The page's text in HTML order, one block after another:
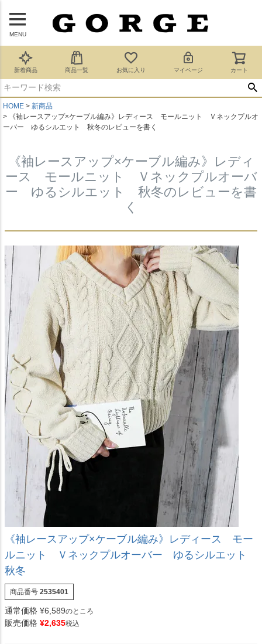
MENU
新着商品 商品一覧 お気に入り マイページ カート
HOME
新商品
《袖レースアップ×ケーブル編み》レディース モールニット Ｖネックプルオ
ーバー ゆるシルエット 秋冬のレビューを書く
《袖レースアップ×ケーブル編み》レディ
ース モールニット Ｖネックプルオーバ
ー ゆるシルエット 秋冬のレビューを書
く
《袖レースアップ×ケーブル編み》レディース モー
ルニット Ｖネックプルオーバー ゆるシルエット
秋冬
商品番号 2535401
通常価格 ¥6,589のところ
販売価格 ¥2,635税込